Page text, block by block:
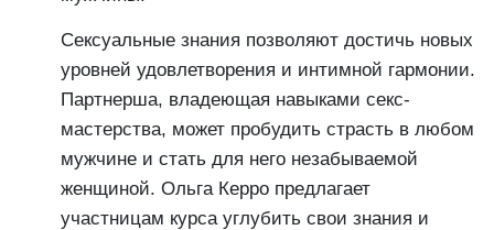
Сексуальные знания позволяют достичь новых
уровней удовлетворения и интимной гармонии.
Партнерша, владеющая навыками секс-
мастерства, может пробудить страсть в любом
мужчине и стать для него незабываемой
женщиной. Ольга Керро предлагает
участницам курса углубить свои знания и